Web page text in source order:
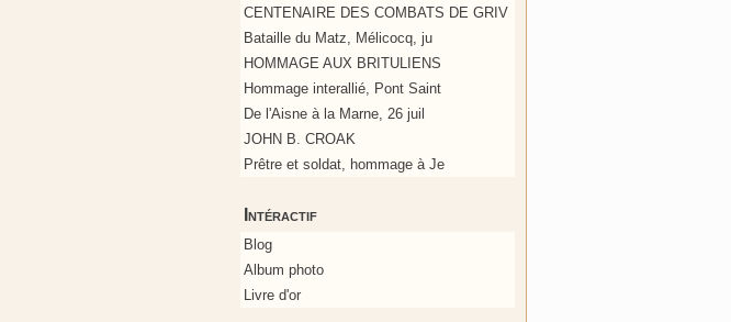
CENTENAIRE DES COMBATS DE GRIV
Bataille du Matz, Mélicocq, ju
HOMMAGE AUX BRITULIENS
Hommage interallié, Pont Saint
De l'Aisne à la Marne, 26 juil
JOHN B. CROAK
Prêtre et soldat, hommage à Je
Intéractif
Blog
Album photo
Livre d'or